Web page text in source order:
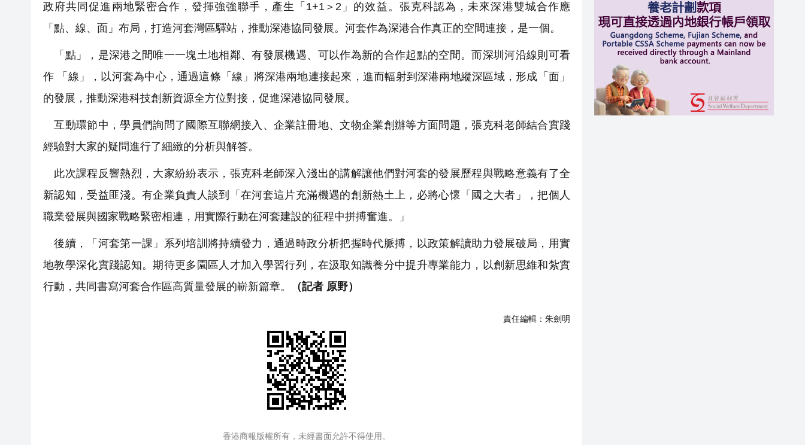
政府共同促進兩地緊密合作，發揮強強聯手，產生「1+1＞2」的效益。張克科認為，未來深港雙城合作應
「點、線、面」布局，打造河套灣區驛站，推動深港協同發展。河套作為深港合作真正的空間連接，是一個。
「點」，是深港之間唯一一塊土地相鄰、有發展機遇、可以作為新的合作起點的空間。而深圳河沿線則可看
作 「線」，以河套為中心，通過這條「線」將深港兩地連接起來，進而輻射到深港兩地縱深區域，形成「面」
的發展，推動深港科技創新資源全方位對接，促進深港協同發展。
互動環節中，學員們詢問了國際互聯網接入、企業註冊地、文物企業創辦等方面問題，張克科老師結合實踐
經驗對大家的疑問進行了細緻的分析與解答。
此次課程反響熱烈，大家紛紛表示，張克科老師深入淺出的講解讓他們對河套的發展歷程與戰略意義有了全
新認知，受益匪淺。有企業負責人談到「在河套這片充滿機遇的創新熱土上，必將心懷「國之大者」，把個人
職業發展與國家戰略緊密相連，用實際行動在河套建設的征程中拼搏奮進。」
後續，「河套第一課」系列培訓將持續發力，通過時政分析把握時代脈搏，以政策解讀助力發展破局，用實
地教學深化實踐認知。期待更多園區人才加入學習行列，在汲取知識養分中提升專業能力，以創新思維和紮實
行動，共同書寫河套合作區高質量發展的嶄新篇章。
（記者 原野）
責任編輯： 朱劍明
香港商報版權所有，未經書面允許不得使用。